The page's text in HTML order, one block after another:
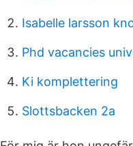
Isabelle larsson
Phd vacancies
Ki komplettering
Slottsbacken 2a